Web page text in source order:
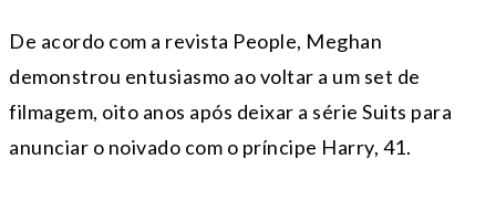
De acordo com a revista People, Meghan
demonstrou entusiasmo ao voltar a um set de
filmagem, oito anos após deixar a série Suits para
anunciar o noivado com o príncipe Harry, 41.